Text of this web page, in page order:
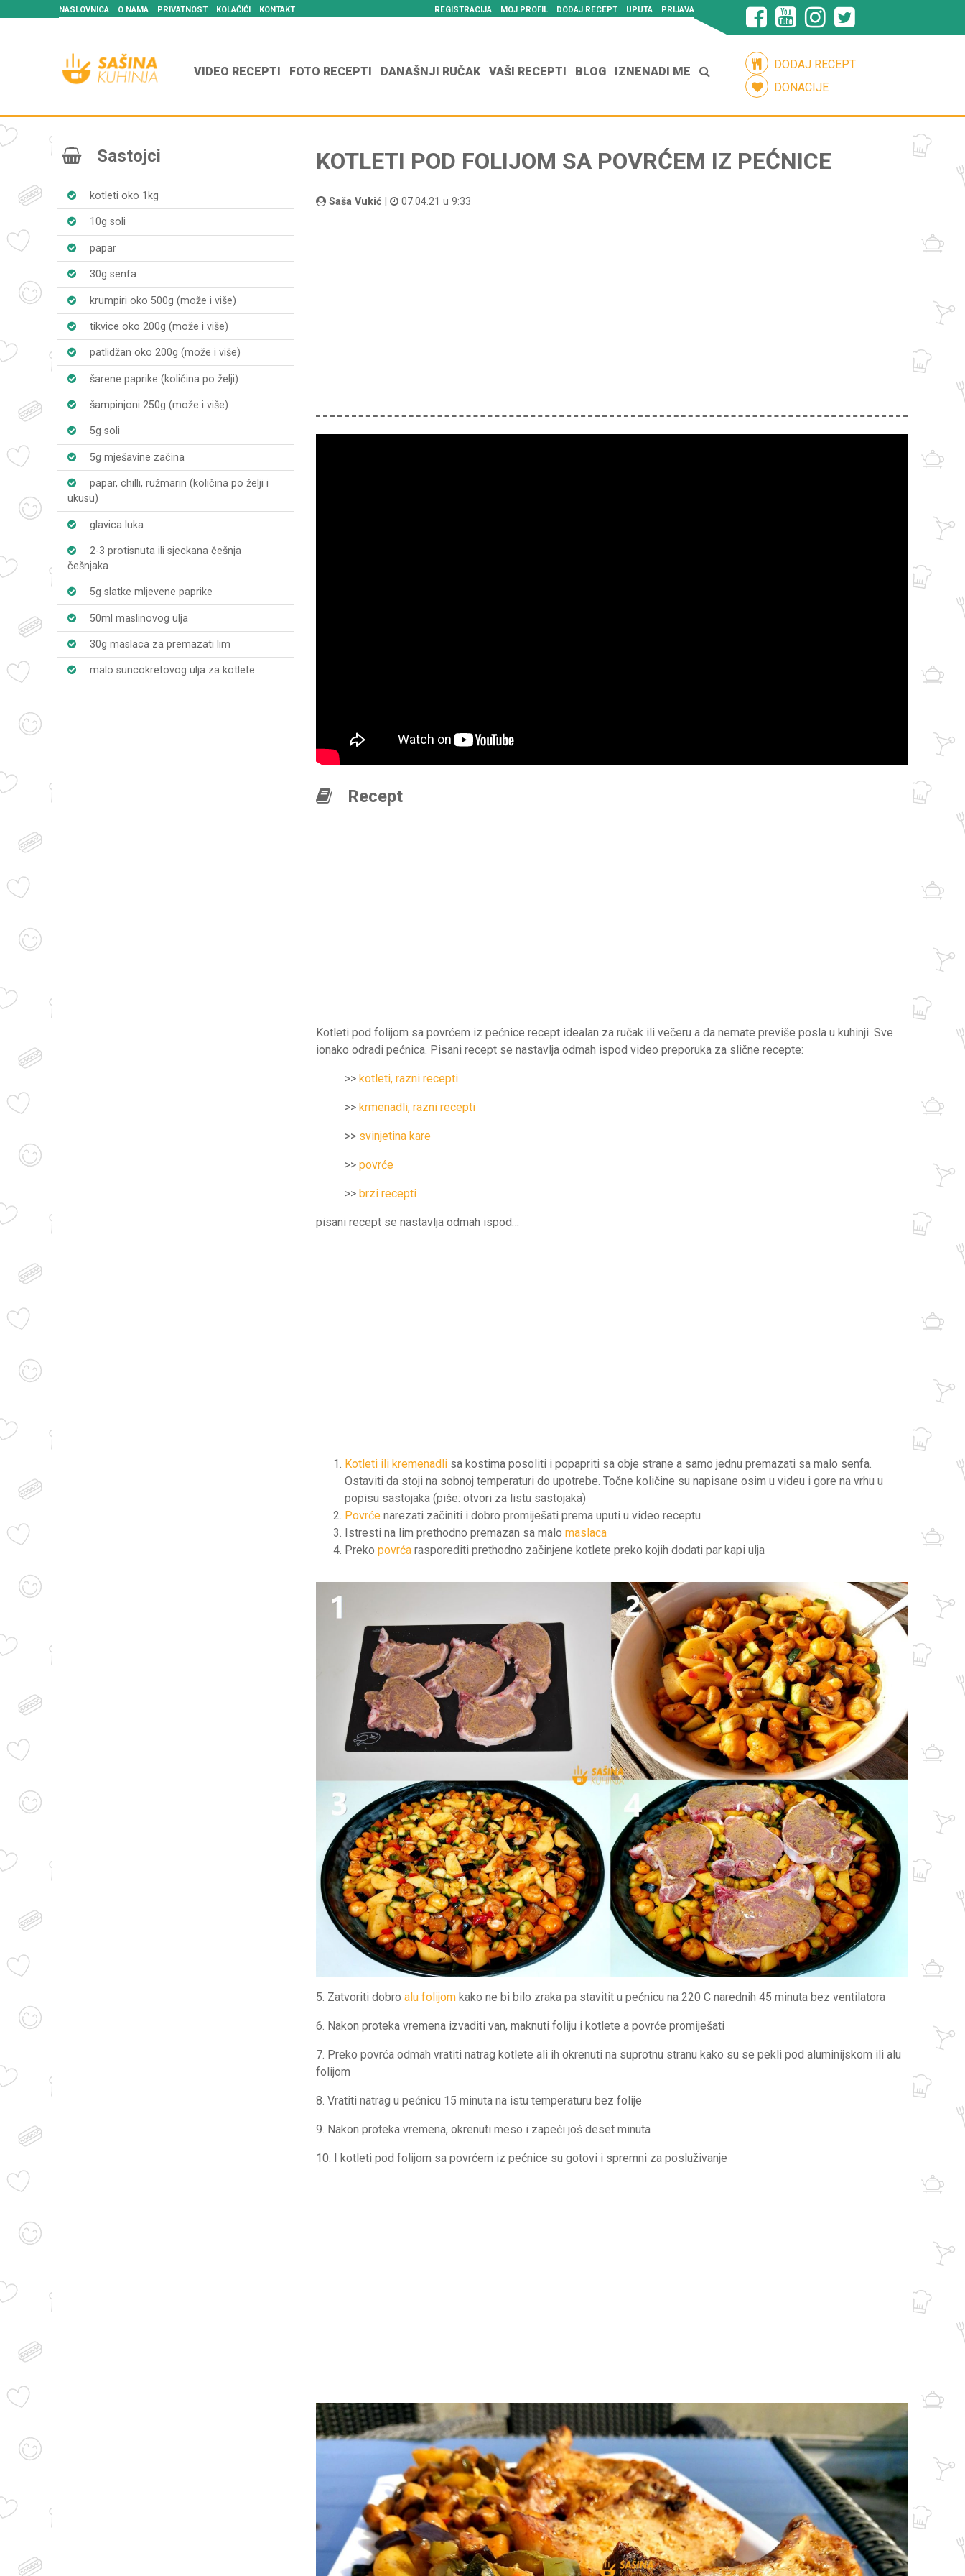
NASLOVNICA O NAMA PRIVATNOST KOLAČIĆI KONTAKT REGISTRACIJA MOJ PROFIL DODAJ RECEPT UPUTA PRIJAVA
VIDEO RECEPTI FOTO RECEPTI DANAŠNJI RUČAK VAŠI RECEPTI BLOG IZNENADI ME
DODAJ RECEPT
DONACIJE
Sastojci
kotleti oko 1kg
10g soli
papar
30g senfa
krumpiri oko 500g (može i više)
tikvice oko 200g (može i više)
patlidžan oko 200g (može i više)
šarene paprike (količina po želji)
šampinjoni 250g (može i više)
5g soli
5g mješavine začina
papar, chilli, ružmarin (količina po želji i
ukusu)
glavica luka
2-3 protisnuta ili sjeckana češnja
češnjaka
5g slatke mljevene paprike
50ml maslinovog ulja
30g maslaca za premazati lim
malo suncokretovog ulja za kotlete
KOTLETI POD FOLIJOM SA POVRĆEM IZ PEĆNICE
Saša Vukić 07.04.21 u 9:33
Recept
Kotleti pod folijom sa povrćem iz pećnice recept idealan za ručak ili večeru a da nemate previše posla u kuhinji. Sve
ionako odradi pećnica. Pisani recept se nastavlja odmah ispod video preporuka za slične recepte:
>> kotleti, razni recepti
>> krmenadli, razni recepti
>> svinjetina kare
>> povrće
>> brzi recepti
pisani recept se nastavlja odmah ispod…
Kotleti ili kremenadli sa kostima posoliti i popapriti sa obje strane a samo jednu premazati sa malo senfa.
Ostaviti da stoji na sobnoj temperaturi do upotrebe. Točne količine su napisane osim u videu i gore na vrhu u
popisu sastojaka (piše: otvori za listu sastojaka)
Povrće narezati začiniti i dobro promiješati prema uputi u video receptu
Istresti na lim prethodno premazan sa malo maslaca
Preko povrća rasporediti prethodno začinjene kotlete preko kojih dodati par kapi ulja
5. Zatvoriti dobro alu folijom kako ne bi bilo zraka pa stavitit u pećnicu na 220 C narednih 45 minuta bez ventilatora
6. Nakon proteka vremena izvaditi van, maknuti foliju i kotlete a povrće promiješati
7. Preko povrća odmah vratiti natrag kotlete ali ih okrenuti na suprotnu stranu kako su se pekli pod aluminijskom ili alu
folijom
8. Vratiti natrag u pećnicu 15 minuta na istu temperaturu bez folije
9. Nakon proteka vremena, okrenuti meso i zapeći još deset minuta
10. I kotleti pod folijom sa povrćem iz pećnice su gotovi i spremni za posluživanje